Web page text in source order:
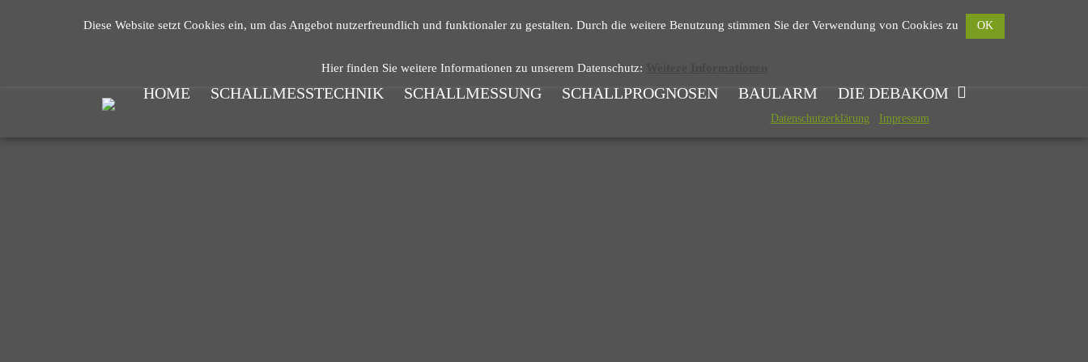
Tel: +49 2174/7464 0
HOME SCHALLMESSTECHNIK SCHALLMESSUNG SCHALLPROGNOSEN BAULÄRM DIE DEBAKOM
Datenschutzerklärung Impressum
Diese Website setzt Cookies ein, um das Angebot nutzerfreundlich und funktionaler zu gestalten. Durch die weitere Benutzung stimmen Sie der Verwendung von Cookies zu OK
Hier finden Sie weitere Informationen zu unserem Datenschutz: